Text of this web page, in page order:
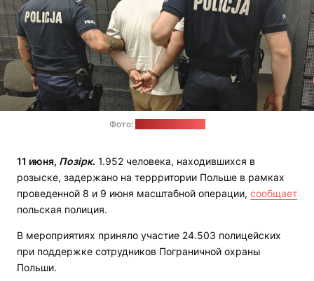
Фото:
11 июня, Позірк. 1.952 человека, находившихся в
розыске, задержано на террритории Польше в рамках
проведенной 8 и 9 июня масштабной операции, сообщает
польская полиция.
В мероприятиях приняло участие 24.503 полицейских
при поддержке сотрудников Пограничной охраны
Польши.